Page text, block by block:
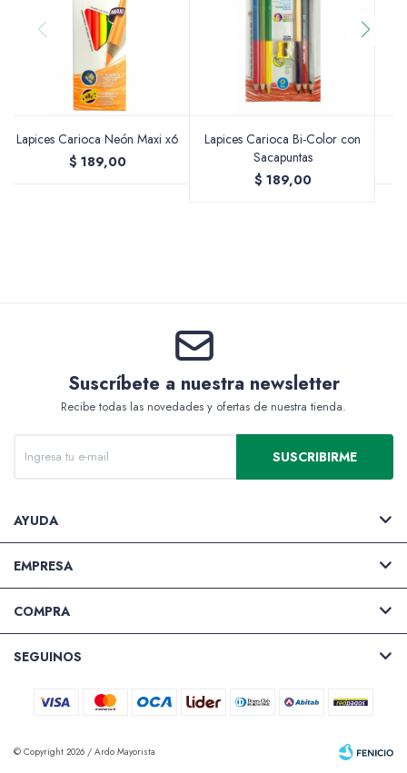
Lapices Carioca Neón Maxi x6
$ 189,00
Lapices Carioca Bi-Color con
Sacapuntas
$ 189,00
Suscríbete a nuestra newsletter
Recibe todas las novedades y ofertas de nuestra tienda.
SUSCRIBIRME
AYUDA
EMPRESA
COMPRA
SEGUINOS
© Copyright 2026 / Ardo Mayorista
Varios
Pinturas